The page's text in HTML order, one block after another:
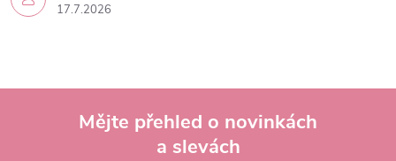
17.7.2026
Mějte přehled o novinkách
a slevách